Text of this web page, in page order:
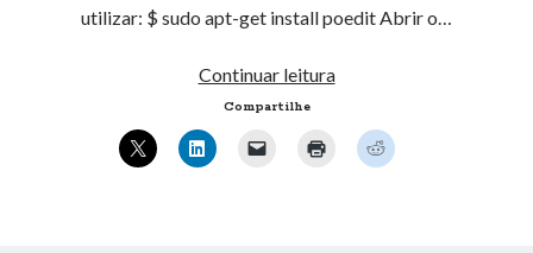
utilizar: $ sudo apt-get install poedit Abrir o…
Continuar leituraTraduzindo
POEdit
Compartilhe